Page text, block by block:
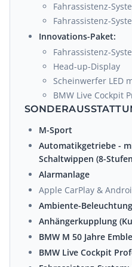
Fahrassistenz-
Fahrassistenz-
Innovations-Paket:
Fahrassistenz-
Head-up-Display
Scheinwerfer LED
BMW Live Cockpit
M-Sport
Automatikgetriebe -
Schaltwippen (8-
Alarmanlage
Apple CarPlay &
Ambiente-Beleuchtung
Anhängerkupplung
BMW M 50 Jahre
BMW Live Cockpit